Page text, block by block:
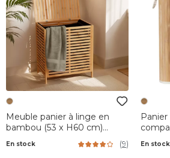
Meuble panier à linge en
bambou (53 x H60 cm)
En stock (9) En stock